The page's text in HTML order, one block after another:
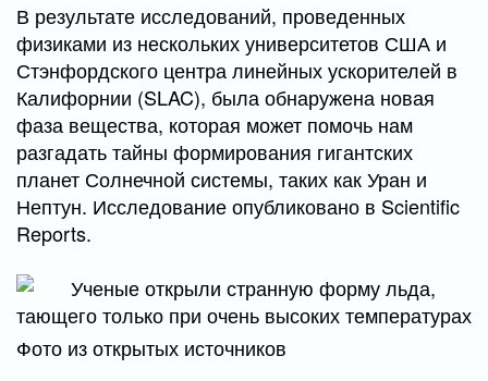
В результате исследований, проведенных
физиками из нескольких университетов США и
Стэнфордского центра линейных ускорителей в
Калифорнии (SLAC), была обнаружена новая
фаза вещества, которая может помочь нам
разгадать тайны формирования гигантских
планет Солнечной системы, таких как Уран и
Нептун. Исследование опубликовано в Scientific
Reports.
Фото из открытых источников